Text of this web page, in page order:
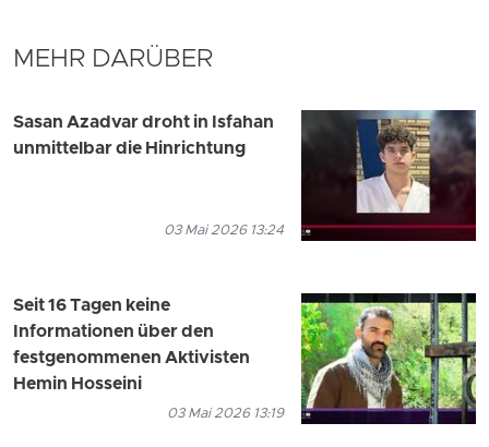
MEHR DARÜBER
Sasan Azadvar droht in Isfahan
unmittelbar die Hinrichtung
03 Mai 2026 13:24
Seit 16 Tagen keine
Informationen über den
festgenommenen Aktivisten
Hemin Hosseini
03 Mai 2026 13:19